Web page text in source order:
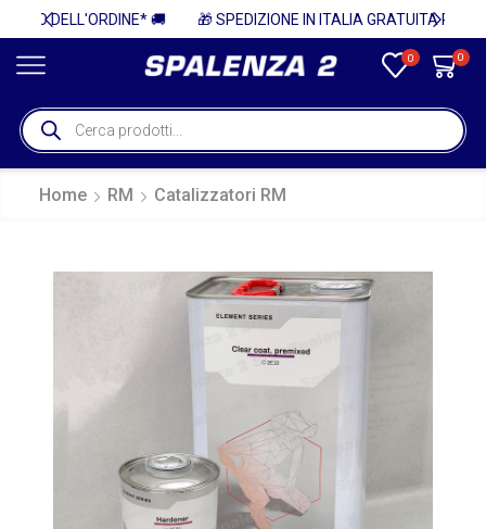
🎁 SPEDIZIONE IN ITALIA GRATUITA PER ORDINI SUPERIORI A 750€ + IVA 🎁
0 0
Home RM Catalizzatori RM